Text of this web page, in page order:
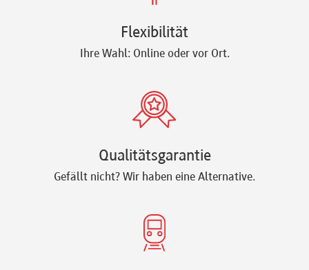
Flexibilität
Ihre Wahl: Online oder vor Ort.
Qualitätsgarantie
Gefällt nicht? Wir haben eine Alternative.